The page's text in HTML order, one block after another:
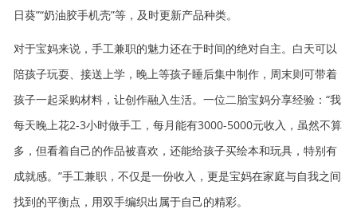
日葵”“奶油胶手机壳”等，及时更新产品种类。
对于宝妈来说，手工兼职的魅力还在于时间的绝对自主。白天可以
陪孩子玩耍、接送上学，晚上等孩子睡后集中制作，周末则可带着
孩子一起采购材料，让创作融入生活。一位二胎宝妈分享经验：“我
每天晚上花2-3小时做手工，每月能有3000-5000元收入，虽然不算
多，但看着自己的作品被喜欢，还能给孩子买绘本和玩具，特别有
成就感。”手工兼职，不仅是一份收入，更是宝妈在家庭与自我之间
找到的平衡点，用双手编织出属于自己的精彩。